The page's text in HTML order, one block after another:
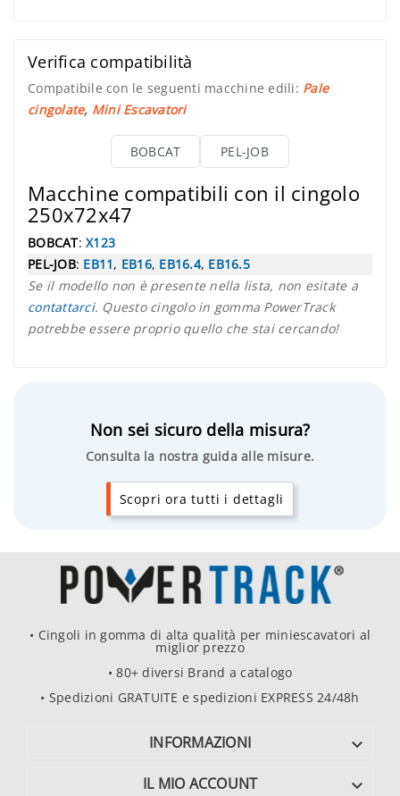
Verifica compatibilità
Compatibile con le seguenti macchine edili: Pale
cingolate, Mini Escavatori
BOBCAT PEL-JOB
Macchine compatibili con il cingolo
250x72x47
BOBCAT: X123
PEL-JOB: EB11, EB16, EB16.4, EB16.5
Se il modello non è presente nella lista, non esitate a
contattarci. Questo cingolo in gomma PowerTrack
potrebbe essere proprio quello che stai cercando!
Non sei sicuro della misura?
Consulta la nostra guida alle misure.
Scopri ora tutti i dettagli
• Cingoli in gomma di alta qualità per miniescavatori al
miglior prezzo
• 80+ diversi Brand a catalogo
• Spedizioni GRATUITE e spedizioni EXPRESS 24/48h
INFORMAZIONI 
IL MIO ACCOUNT 